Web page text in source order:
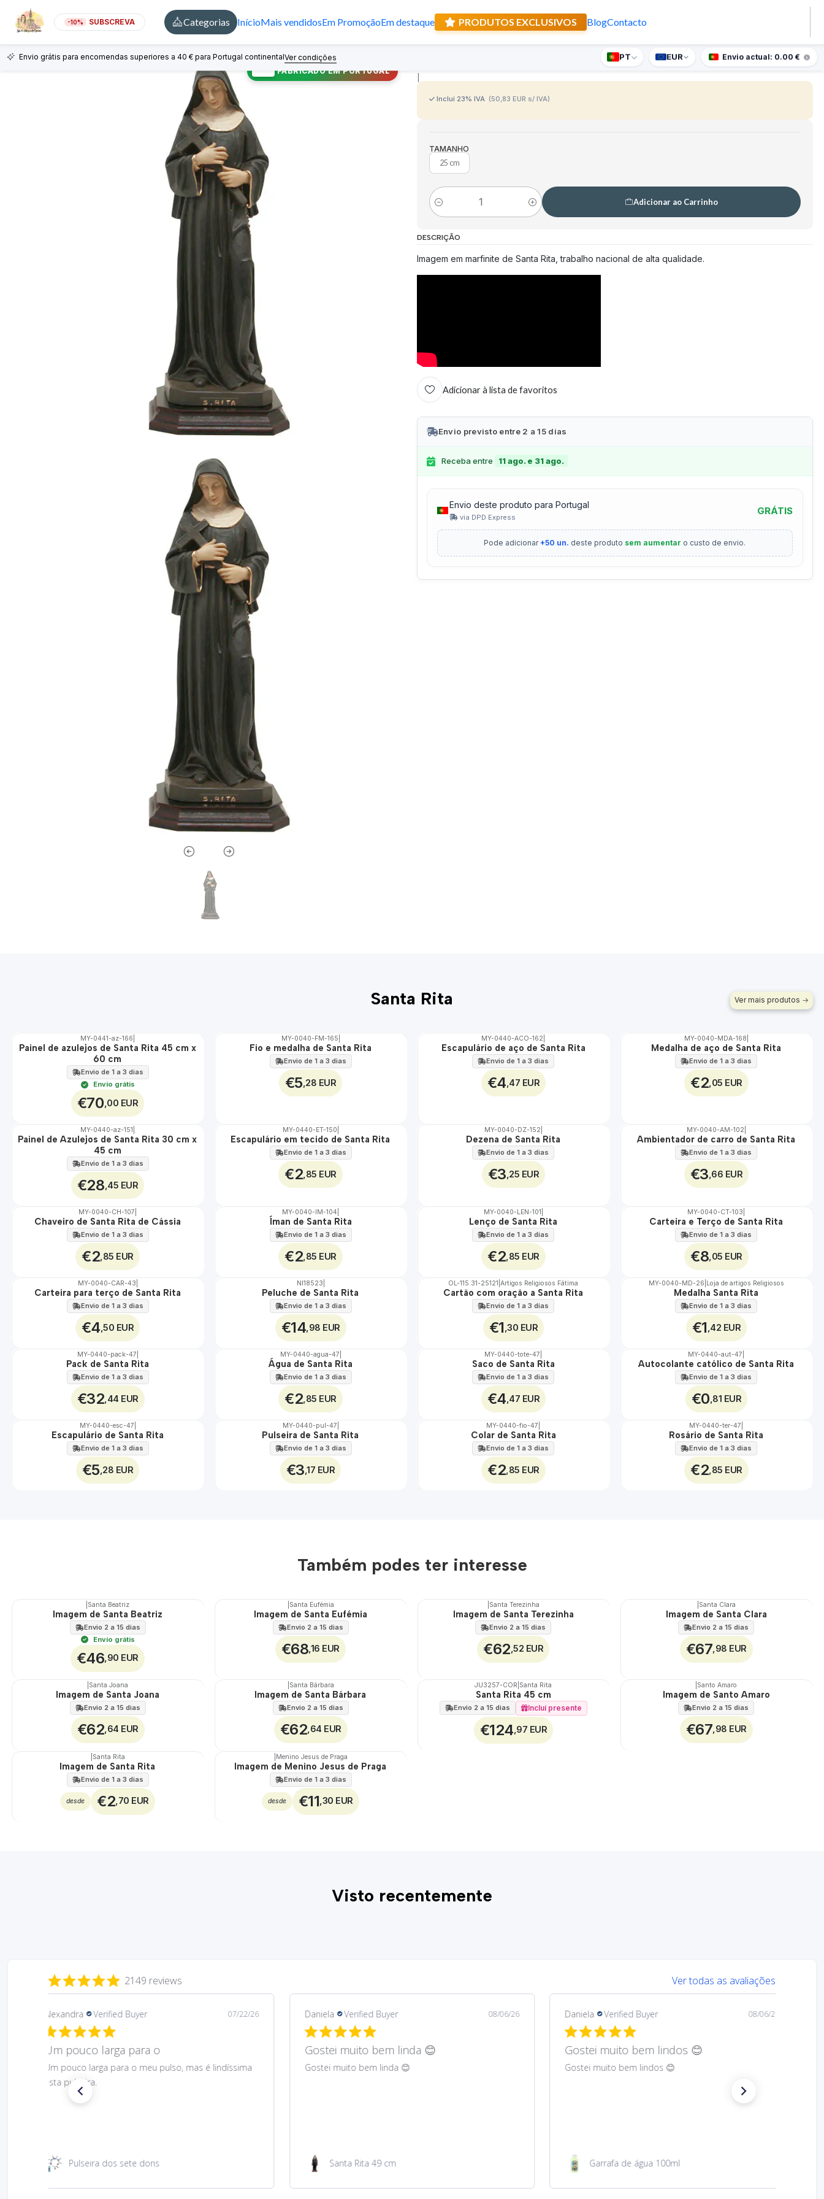
-10% SUBSCREVA Categorias InícioMais vendidosEm PromoçãoEm destaque PRODUTOS EXCLUSIVOS BlogContacto
Envio grátis para encomendas superiores a 40 € para Portugal continentalVer condições Recebe presente supresa para encomendas superiores a 90€
PT EUR Envio actual: 0.00 €
FABRICADO EM PORTUGAL
Inclui 23% IVA (50,83 EUR s/ IVA)
TAMANHO
25 cm
Quantidade
Adicionar ao Carrinho
DESCRIÇÃO
Imagem em marfinite de Santa Rita, trabalho nacional de alta qualidade.
Adicionar à lista de favoritos
Envio previsto entre 2 a 15 dias
Receba entre 11 ago. e 31 ago.
Envio deste produto para Portugal
via DPD Express
GRÁTIS
Pode adicionar+50 un. deste produto sem aumentar o custo de envio.
Santa Rita Ver mais produtos
🇵🇹
MY-0441-az-166
Painel de azulejos de Santa Rita 45 cm x
60 cm
Envio de 1 a 3 dias
Envio grátis
€70 ,00 EUR
ÁGUA
MY-0040-FM-165
Fio e medalha de Santa Rita
Envio de 1 a 3 dias
€5 ,28 EUR
🇵🇹
MY-0440-ACO-162
Escapulário de aço de Santa Rita
Envio de 1 a 3 dias
€4 ,47 EUR
MY-0040-MDA-168
Medalha de aço de Santa Rita
Envio de 1 a 3 dias
€2 ,05 EUR
🇵🇹
MY-0440-az-151
Painel de Azulejos de Santa Rita 30 cm x
45 cm
Envio de 1 a 3 dias
€28 ,45 EUR
🇵🇹
MY-0440-ET-150
Escapulário em tecido de Santa Rita
Envio de 1 a 3 dias
€2 ,85 EUR
MY-0040-DZ-152
Dezena de Santa Rita
Envio de 1 a 3 dias
€3 ,25 EUR
🇵🇹
MY-0040-AM-102
Ambientador de carro de Santa Rita
Envio de 1 a 3 dias
€3 ,66 EUR
🇵🇹
MY-0040-CH-107
Chaveiro de Santa Rita de Cássia
Envio de 1 a 3 dias
€2 ,85 EUR
MY-0040-IM-104
Íman de Santa Rita
Envio de 1 a 3 dias
€2 ,85 EUR
MY-0040-LEN-101
Lenço de Santa Rita
Envio de 1 a 3 dias
€2 ,85 EUR
MY-0040-CT-103
Carteira e Terço de Santa Rita
Envio de 1 a 3 dias
€8 ,05 EUR
🇵🇹
MY-0040-CAR-43
Carteira para terço de Santa Rita
Envio de 1 a 3 dias
€4 ,50 EUR
Não Disponível
NI18523
Peluche de Santa Rita
Envio de 1 a 3 dias
€14 ,98 EUR
Não Disponível
OL-115.31-25121 |Artigos Religiosos Fátima
Cartão com oração a Santa Rita
Envio de 1 a 3 dias
€1 ,30 EUR
MY-0040-MD-26 Loja de artigos Religiosos
Medalha Santa Rita
Envio de 1 a 3 dias
€1 ,42 EUR
MY-0440-pack-47
Pack de Santa Rita
Envio de 1 a 3 dias
€32 ,44 EUR
MY-0440-agua-47
Água de Santa Rita
Envio de 1 a 3 dias
€2 ,85 EUR
MY-0440-tote-47
Saco de Santa Rita
Envio de 1 a 3 dias
€4 ,47 EUR
🇵🇹
MY-0440-aut-47
Autocolante católico de Santa Rita
Envio de 1 a 3 dias
€0 ,81 EUR
MY-0440-esc-47
Escapulário de Santa Rita
Envio de 1 a 3 dias
€5 ,28 EUR
MY-0440-pul-47
Pulseira de Santa Rita
Envio de 1 a 3 dias
€3 ,17 EUR
MY-0440-fio-47
Colar de Santa Rita
Envio de 1 a 3 dias
€2 ,85 EUR
MY-0440-ter-47
Rosário de Santa Rita
Envio de 1 a 3 dias
€2 ,85 EUR
Também podes ter interesse
Santa Beatriz
Imagem de Santa Beatriz
Envio 2 a 15 dias
Envio grátis
€46 ,90 EUR
Santa Eufémia
Imagem de Santa Eufémia
Envio 2 a 15 dias
€68 ,16 EUR
Santa Terezinha
Imagem de Santa Terezinha
Envio 2 a 15 dias
€62 ,52 EUR
Santa Clara
Imagem de Santa Clara
Envio 2 a 15 dias
€67 ,98 EUR
Santa Joana
Imagem de Santa Joana
Envio 2 a 15 dias
€62 ,64 EUR
Santa Bárbara
Imagem de Santa Bárbara
Envio 2 a 15 dias
€62 ,64 EUR
100%
JU3257-COR Santa Rita
Santa Rita 45 cm
Envio 2 a 15 dias Incluí presente
€124 ,97 EUR
Santo Amaro
Imagem de Santo Amaro
Envio 2 a 15 dias
€67 ,98 EUR
Santa Rita
Imagem de Santa Rita
Envio de 1 a 3 dias
desde €2 ,70 EUR
Menino Jesus de Praga
Imagem de Menino Jesus de Praga
Envio de 1 a 3 dias
desde €11 ,30 EUR
Visto recentemente
2149 reviews Ver todas as avaliações
Daniela Verified Buyer 08/06/26
Gostei muito bem linda 😊
Gostei muito bem linda 😊
Santa Rita 49 cm
Daniela Verified Buyer 08/06/26
Gostei muito bem lindos 😊
Gostei muito bem lindos 😊
Garrafa de água 100ml
Mary Verified Buyer 08/05/26
Hard to find Saint
Absolutely wonderful!
São Jacinto 23 cm